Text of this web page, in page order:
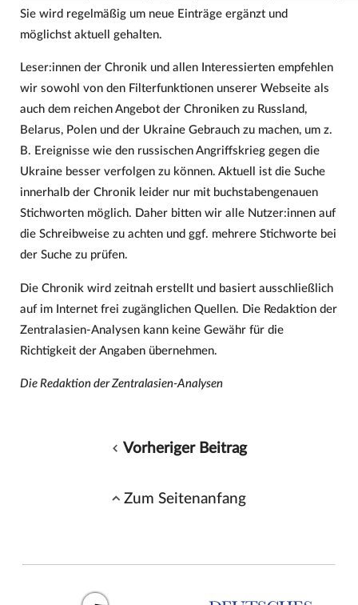
Sie wird regelmäßig um neue Einträge ergänzt und
möglichst aktuell gehalten.
Leser:innen der Chronik und allen Interessierten empfehlen
wir sowohl von den Filterfunktionen unserer Webseite als
auch dem reichen Angebot der Chroniken zu Russland,
Belarus, Polen und der Ukraine Gebrauch zu machen, um z.
B. Ereignisse wie den russischen Angriffskrieg gegen die
Ukraine besser verfolgen zu können. Aktuell ist die Suche
innerhalb der Chronik leider nur mit buchstabengenauen
Stichworten möglich. Daher bitten wir alle Nutzer:innen auf
die Schreibweise zu achten und ggf. mehrere Stichworte bei
der Suche zu prüfen.
Die Chronik wird zeitnah erstellt und basiert ausschließlich
auf im Internet frei zugänglichen Quellen. Die Redaktion der
Zentralasien-Analysen kann keine Gewähr für die
Richtigkeit der Angaben übernehmen.
Die Redaktion der Zentralasien-Analysen
Vorheriger Beitrag
Zum Seitenanfang